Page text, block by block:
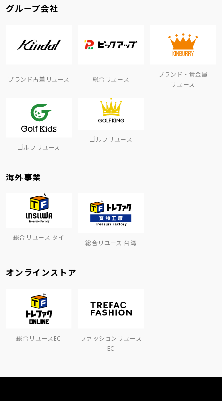
グループ会社
ブランド古着リユース 総合リユース
ブランド・貴金属
リユース
ゴルフリユース
ゴルフリユース
海外事業
総合リユース タイ
総合リユース 台湾
オンラインストア
総合リユースEC
ファッションリユース
EC